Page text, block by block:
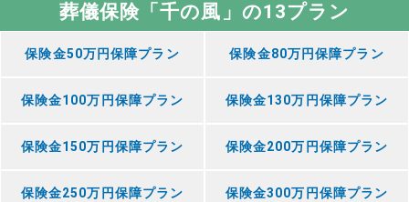
葬儀保険「千の風」の13プラン
保険金50万円保障プラン 保険金80万円保障プラン
保険金100万円保障プラン 保険金130万円保障プラン
保険金150万円保障プラン 保険金200万円保障プラン
保険金250万円保障プラン 保険金300万円保障プラン